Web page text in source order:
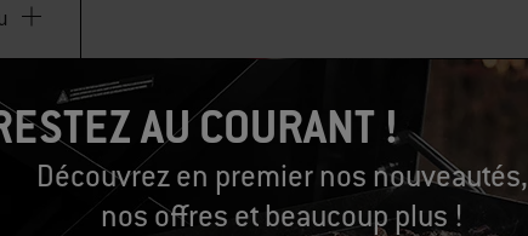
AU COURANT !
Découvrez en premier nos nouveautés,
nos offres et beaucoup plus !